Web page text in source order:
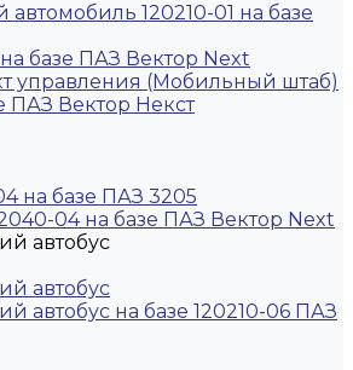
автомобиль 120210-01 на базе
базе ПАЗ Вектор Next
управления (Мобильный штаб)
ПАЗ Вектор Некст
на базе ПАЗ 3205
04 на базе ПАЗ Вектор Next
автобус
автобус
автобус на базе 120210-06 ПАЗ